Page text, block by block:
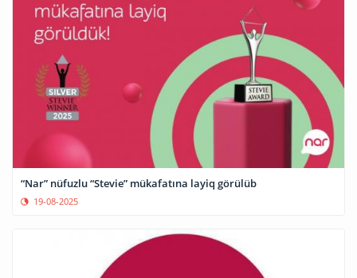
“Nar” nüfuzlu “Stevie” mükafatına layiq görülüb
19-08-2025